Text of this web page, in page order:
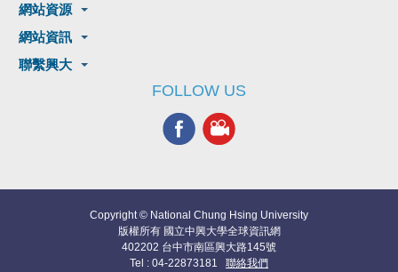
網站資源
網站資訊
聯繫興大
FOLLOW US
Copyright © National Chung Hsing University
版權所有 國立中興大學全球資訊網
402202 台中市南區興大路145號
Tel : 04-22873181 聯絡我們